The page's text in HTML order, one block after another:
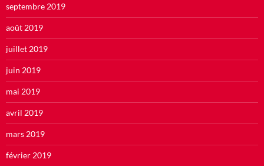
septembre 2019
août 2019
juillet 2019
juin 2019
mai 2019
avril 2019
mars 2019
février 2019